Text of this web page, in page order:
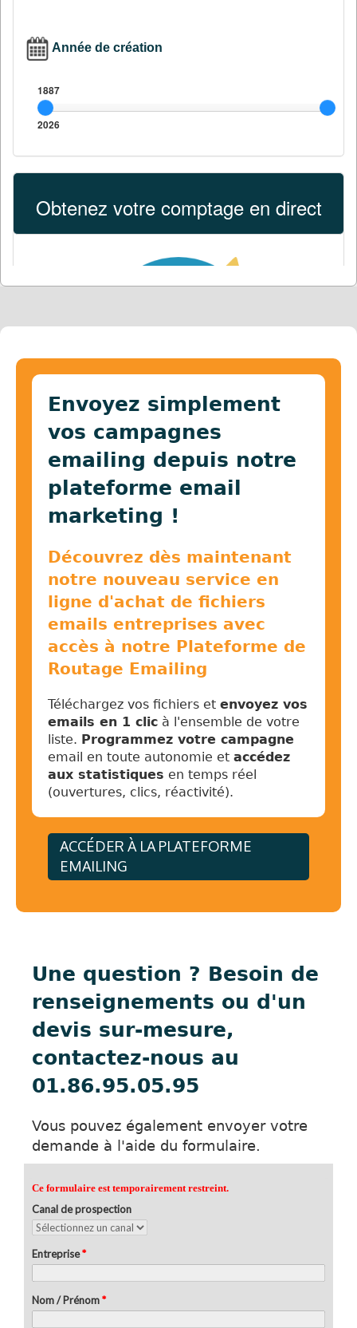
Envoyez simplement
vos campagnes
emailing depuis notre
plateforme email
marketing !
Découvrez dès maintenant
notre nouveau service en
ligne d'achat de fichiers
emails entreprises avec
accès à notre Plateforme de
Routage Emailing
Téléchargez vos fichiers et envoyez vos
emails en 1 clic à l'ensemble de votre
liste. Programmez votre campagne
email en toute autonomie et accédez
aux statistiques en temps réel
(ouvertures, clics, réactivité).
ACCÉDER À LA PLATEFORME
EMAILING
Une question ? Besoin de
renseignements ou d'un
devis sur-mesure,
contactez-nous au
01.86.95.05.95
Vous pouvez également envoyer votre
demande à l'aide du formulaire.